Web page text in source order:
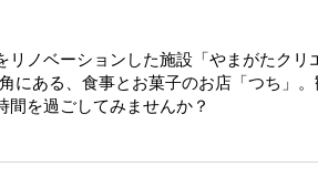
リノベーションした施設「やまがたクリ
にある、食事とお菓子のお店「つち」
を過ごしてみませんか？